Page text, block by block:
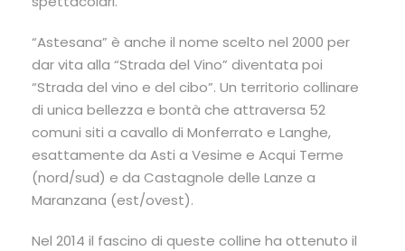
“Astesana” è anche il nome scelto nel 2000 per
dar vita alla “Strada del Vino” diventata poi
“Strada del vino e del cibo”. Un territorio collinare
di unica bellezza e bontà che attraversa 52
comuni siti a cavallo di Monferrato e Langhe,
esattamente da Asti a Vesime e Acqui Terme
(nord/sud) e da Castagnole delle Lanze a
Maranzana (est/ovest).
Nel 2014 il fascino di queste colline ha ottenuto il